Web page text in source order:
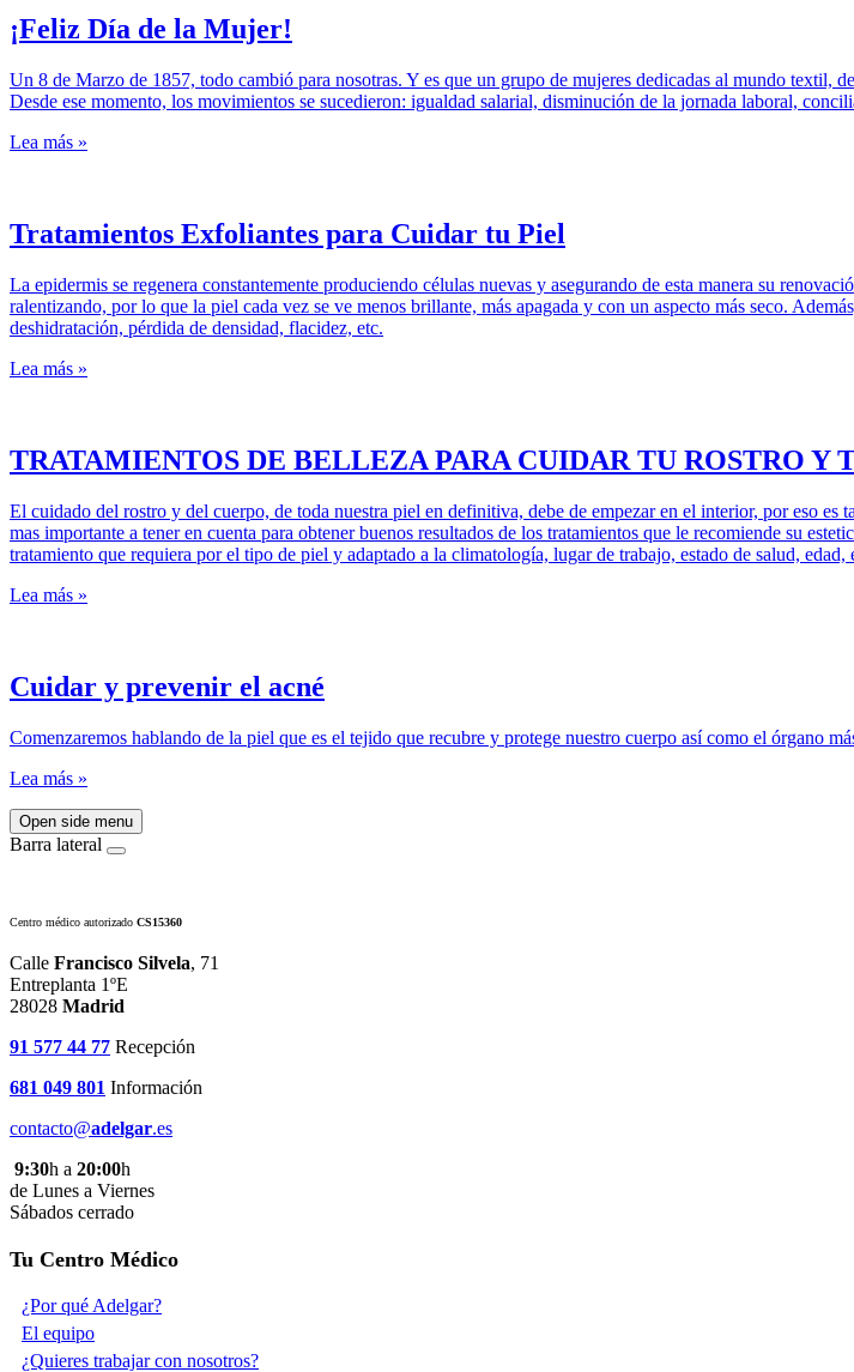
¡Feliz Día de la Mujer!
Un 8 de Marzo de 1857, todo cambió para nosotras. Y es que un grupo de mujeres dedicadas al mundo textil,
Desde ese momento, los movimientos se sucedieron: igualdad salarial, disminución de la jornada laboral,
Lea más »
Tratamientos Exfoliantes para Cuidar tu Piel
La epidermis se regenera constantemente produciendo células nuevas y asegurando de esta manera su
ralentizando, por lo que la piel cada vez se ve menos brillante, más apagada y con un aspecto más seco.
deshidratación, pérdida de densidad, flacidez, etc.
Lea más »
TRATAMIENTOS DE BELLEZA PARA CUIDAR TU ROSTRO Y
El cuidado del rostro y del cuerpo, de toda nuestra piel en definitiva, debe de empezar en el interior, por eso
mas importante a tener en cuenta para obtener buenos resultados de los tratamientos que le recomiende su
tratamiento que requiera por el tipo de piel y adaptado a la climatología, lugar de trabajo, estado de salud,
Lea más »
Cuidar y prevenir el acné
Comenzaremos hablando de la piel que es el tejido que recubre y protege nuestro cuerpo así como el órgano
Lea más »
Open side menu
Barra lateral
Centro médico autorizado CS15360
Calle Francisco Silvela, 71
Entreplanta 1ºE
28028 Madrid
91 577 44 77 Recepción
681 049 801 Información
contacto@adelgar.es
9:30h a 20:00h
de Lunes a Viernes
Sábados cerrado
Tu Centro Médico
¿Por qué Adelgar?
El equipo
¿Quieres trabajar con nosotros?